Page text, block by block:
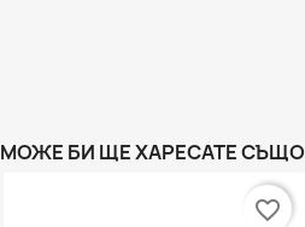
МОЖЕ БИ ЩЕ ХАРЕСАТЕ СЪЩО
favorite_border